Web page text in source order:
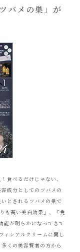
バメの巣」が
食べるだけじゃない、
成分としてのツバメの
とされるツバメの巣で
も高い美白効果」、「免
能が明らかになってきて
ィシアルクリームに関し
くの美容賢者の方から